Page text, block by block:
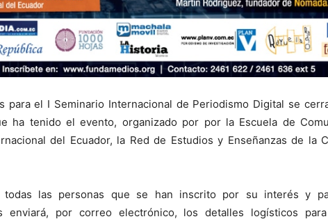
para el I Seminario Internacional de Periodismo Digital se
ha tenido el evento, organizado por por la Escuela de
del Ecuador, la Red de Estudios y Enseñanzas de la
todas las personas que se han inscrito por su interés y
enviará, por correo electrónico, los detalles logísticos